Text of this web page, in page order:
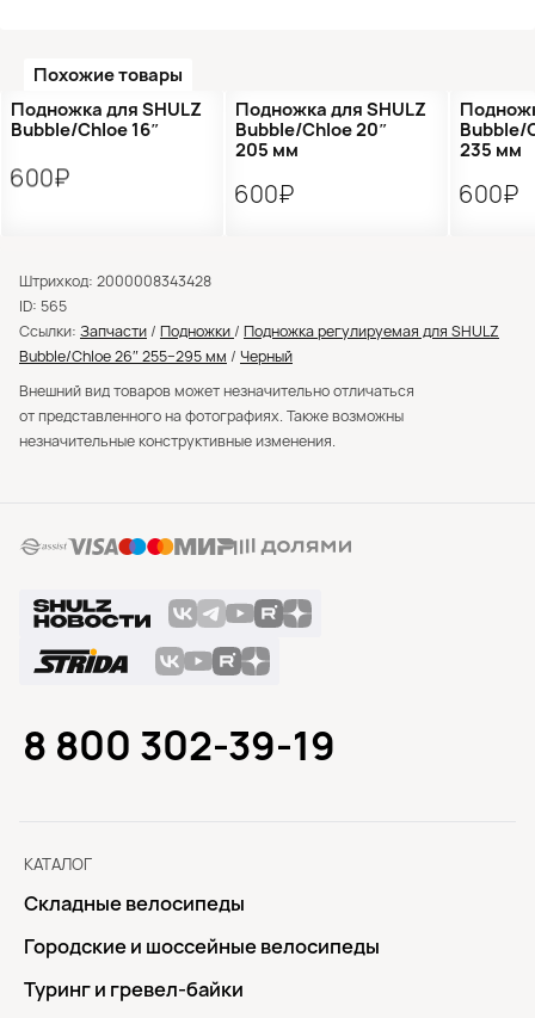
Похожие товары
Подножка для SHULZ
Bubble/Chloe 16″
600₽
Подножка для SHULZ
Bubble/Chloe 20″
205 мм
600₽
Bubble/
235 мм
600₽
Штрихкод: 2000008343428
ID: 565
Ссылки: Запчасти / Подножки / Подножка регулируемая для SHULZ
Bubble/Chloe 26″ 255−295 мм / Черный
Внешний вид товаров может незначительно отличаться
от представленного на фотографиях. Также возможны
незначительные конструктивные изменения.
КАТАЛОГ
Складные велосипеды
Городские и шоссейные велосипеды
Туринг и гревел-байки
8 800 302-39-19